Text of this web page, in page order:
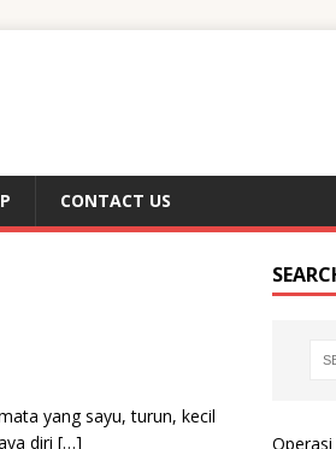
CONTACT US
yang sayu, turun, kecil
diri […]